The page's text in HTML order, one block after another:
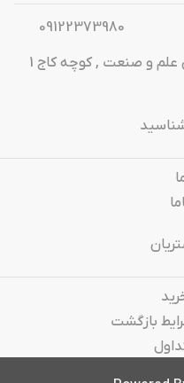
09122373980
شهرک صنعتی بهاریه , خیابان علم و صنعت , کوچه کاج 1
بازگشت